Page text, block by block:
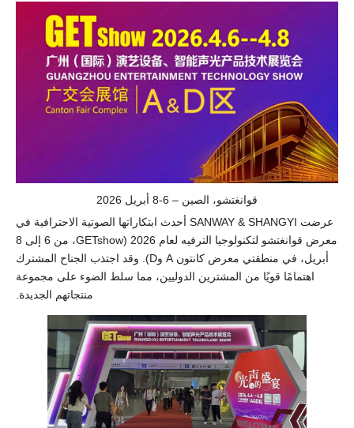
قوانغتشو، الصين – 6-8 أبريل 2026
عرضت SANWAY & SHANGYI أحدث ابتكاراتها الصوتية الاحترافية في
معرض قوانغتشو لتكنولوجيا الترفيه لعام 2026 (GETshow، من 6 إلى 8
أبريل، في منطقتي معرض كانتون A وD). وقد اجتذب الجناح المشترك
اهتمامًا قويًا من المشترين الدوليين، مما سلط الضوء على مجموعة
منتجاتهم الجديدة.